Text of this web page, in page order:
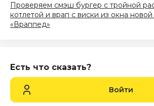
Проверяем смэш бургер с тройной
котлетой и врап с виски из окна
«Враппед»
Есть что сказать?
Войти